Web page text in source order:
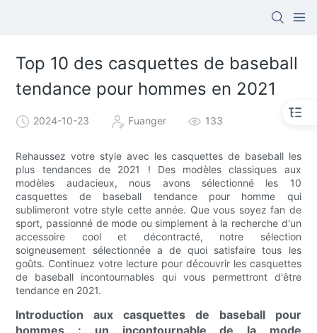
Top 10 des casquettes de baseball
tendance pour hommes en 2021
2024-10-23 Fuanger 133
Rehaussez votre style avec les casquettes de baseball les
plus tendances de 2021 ! Des modèles classiques aux
modèles audacieux, nous avons sélectionné les 10
casquettes de baseball tendance pour homme qui
sublimeront votre style cette année. Que vous soyez fan de
sport, passionné de mode ou simplement à la recherche d'un
accessoire cool et décontracté, notre sélection
soigneusement sélectionnée a de quoi satisfaire tous les
goûts. Continuez votre lecture pour découvrir les casquettes
de baseball incontournables qui vous permettront d'être
tendance en 2021.
Introduction aux casquettes de baseball pour
hommes : un incontournable de la mode